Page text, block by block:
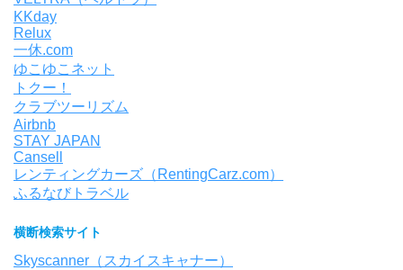
KKday
Relux
一休.com
ゆこゆこネット
トクー！
クラブツーリズム
Airbnb
STAY JAPAN
Cansell
レンティングカーズ（RentingCarz.com）
ふるなびトラベル
横断検索サイト
Skyscanner（スカイスキャナー）